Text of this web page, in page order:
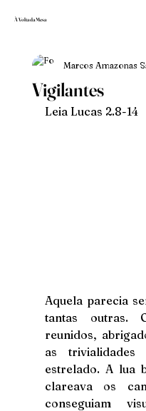
À Volta da Mesa
Vigilantes
Marcos Amazonas
Leia Lucas 2.8-14
Aquela parecia
tantas outras.
reunidos,
as
estrelado. A lua
clareava os
conseguiam